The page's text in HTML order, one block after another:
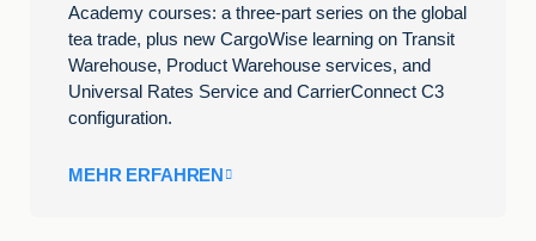
Academy courses: a three-part series on the global
tea trade, plus new CargoWise learning on Transit
Warehouse, Product Warehouse services, and
Universal Rates Service and CarrierConnect C3
configuration.
MEHR ERFAHREN